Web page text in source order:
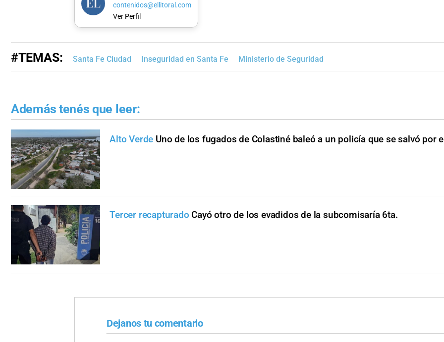
contenidos@ellitoral.com
Ver Perfil
#TEMAS: Santa Fe Ciudad Inseguridad en Santa Fe Ministerio de Seguridad
Además tenés que leer:
Alto Verde Uno de los fugados de Colastiné baleó a un policía que se salvó por
Tercer recapturado Cayó otro de los evadidos de la subcomisaría 6ta.
Dejanos tu comentario